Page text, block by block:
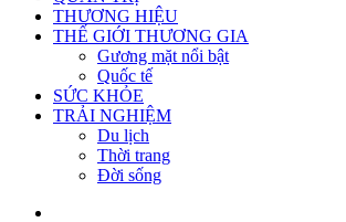
THƯƠNG HIỆU
THẾ GIỚI THƯƠNG GIA
Gương mặt nổi bật
Quốc tế
SỨC KHỎE
TRẢI NGHIỆM
Du lịch
Thời trang
Đời sống